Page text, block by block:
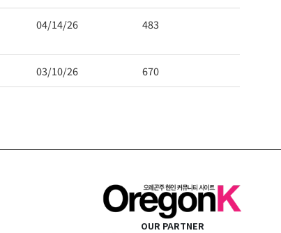
04/14/26 483
03/10/26 670
OUR PARTNER